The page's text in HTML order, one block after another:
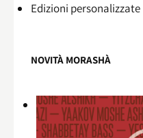
Edizioni personalizzate
NOVITÀ MORASHÀ